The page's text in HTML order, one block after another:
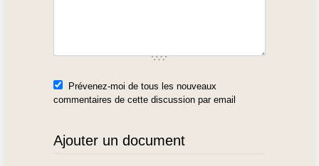
Prévenez-moi de tous les nouveaux
commentaires de cette discussion par email
Ajouter un document